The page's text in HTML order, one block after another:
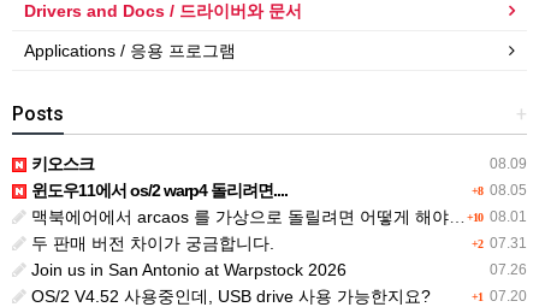
Drivers and Docs / 드라이버와 문서
Applications / 응용 프로그램
+
Posts
08.09
키오스크
+8 08.05
윈도우11에서 os/2 warp4 돌리려면....
+10 08.01
맥북에어에서 arcaos 를 가상으로 돌릴려면 어떻게 해야 하는 지요?
+2 07.31
두 판매 버전 차이가 궁금합니다.
07.26
Join us in San Antonio at Warpstock 2026
+1 07.20
OS/2 V4.52 사용중인데, USB drive 사용 가능한지요?